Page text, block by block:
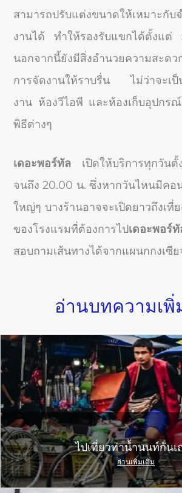
สามารถปรับแต่งขนาดให้เหมาะกับ
งานได้ ทำให้รองรับแขกได้ตั้งแ
นอกจากนี้ยังมีสิ่งอำนวยความสะ
การจัดงานให้ราบรื่น ไม่ว่าจะเป็
งาน ห้องวีไอพี และห้องเก็บอุปกร
พิธีต่างๆ
เดอะพอร์ทัล เปิดให้บริการทุกวั
จนถึง 20.00 น. ซึ่งหากวันไหนมีคอ
ใหญ่ๆ บางร้านอาจจะเปิดยาวถึงเที่
ของโรงแรมที่ต้องการไปเดอะพอร์
สอบถามเส้นทางได้จากแผนกกงเซี
อ่านบทความเพิ่
ไปเที่ยวท่าน้ำนนท์กันเ
อ่านเพิ่มเติม